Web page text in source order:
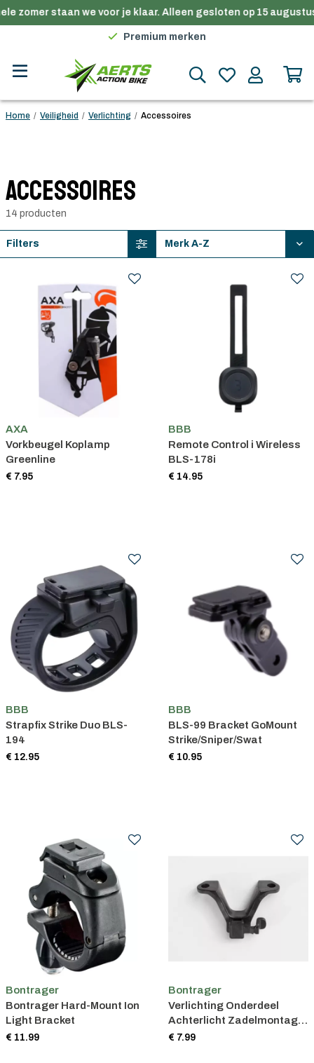
zomer staan we voor je klaar. Alleen gesloten op 15 augustus.
Gratis verzending in België vanaf €100
Premium merken
Gratis verzending in België vanaf €100
Home / Veiligheid / Verlichting / Accessoires
Accessoires
14 producten
Filters
AXA
Vorkbeugel Koplamp
Greenline
€ 7.95
BBB
Remote Control i Wireless
BLS-178i
€ 14.95
BBB
Strapfix Strike Duo BLS-
194
€ 12.95
BBB
BLS-99 Bracket GoMount
Strike/Sniper/Swat
€ 10.95
Bontrager
Bontrager Hard-Mount Ion
Light Bracket
€ 11.99
Bontrager
Verlichting Onderdeel
Achterlicht Zadelmontage
Blendr
€ 7.99